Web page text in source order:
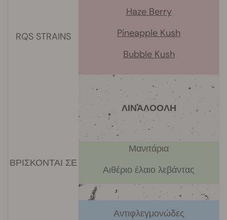
RQS STRAINS
Haze Berry
Pineapple Kush
Bubble Kush
ΛΙΝΑΛΟΟΛΗ
ΒΡΙΣΚΟΝΤΑΙ ΣΕ
Μανιτάρια
Αιθέριο έλαιο λεβάντας
Αντιφλεγμονώδες